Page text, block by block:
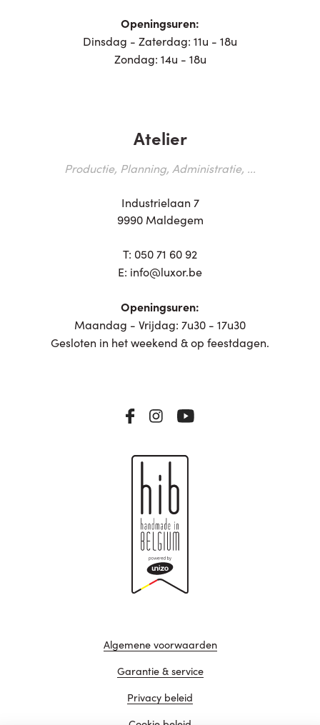
Openingsuren:
Dinsdag - Zaterdag: 11u - 18u
Zondag: 14u - 18u
Atelier
Productie, Planning, Administratie, ...
Industrielaan 7
9990 Maldegem
T: 050 71 60 92
E: info@luxor.be
Openingsuren:
Maandag - Vrijdag: 7u30 - 17u30
Gesloten in het weekend & op feestdagen.
Algemene voorwaarden
Garantie & service
Privacy beleid